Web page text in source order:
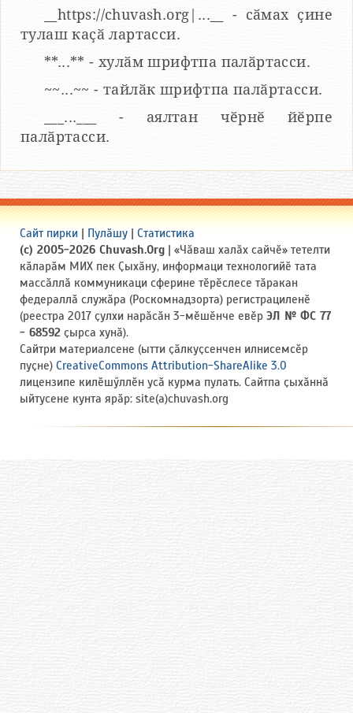
__https://chuvash.org|...__ - сӑмах ҫине
тулаш каҫӑ лартасси.
**...** - хулӑм шрифтпа палӑртасси.
~~...~~ - тайлӑк шрифтпа палӑртасси.
___...___ - аялтан чӗрнӗ йӗрпе
палӑртасси.
Сайт пирки | Пулӑшу | Статистика
(c) 2005-2026 Chuvash.Org | «Чӑваш халӑх сайчӗ» тетелти
кӑларӑм МИХ пек Ҫыхӑну, информаци технологийӗ тата
массӑллӑ коммуникаци сферине тӗрӗслесе тӑракан
федераллӑ служӑра (Роскомнадзорта) регистрациленӗ
(реестра 2017 ҫулхи нарӑсӑн 3-мӗшӗнче евӗр ЭЛ № ФС 77
- 68592 ҫырса хунӑ).
Сайтри материалсене (ытти ҫӑлкуҫсенчен илнисемсӗр
пуҫне) CreativeCommons Attribution-ShareAlike 3.0
лицензипе килӗшӳллӗн усӑ курма пулать. Сайтпа ҫыхӑннӑ
ыйтусене кунта ярӑр: site(a)chuvash.org